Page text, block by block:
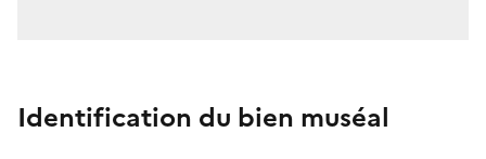
Identification du bien muséal